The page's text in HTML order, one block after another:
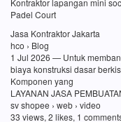
Kontraktor lapangan mini
Padel Court
Jasa Kontraktor Jakarta
hco › Blog
1 Jul 2026 — Untuk
biaya konstruksi dasar
Komponen yang
LAYANAN JASA
sv shopee › web › video
33 views, 2 likes, 1